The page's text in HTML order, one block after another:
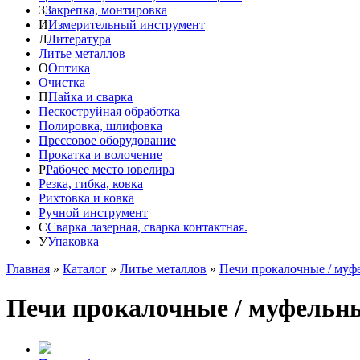
ЗЗакрепка, монтировка
ИИзмерительный инструмент
ЛЛитература
Литье металлов
ООптика
Очистка
ППайка и сварка
Пескоструйная обработка
Полировка, шлифовка
Прессовое оборудование
Прокатка и волочение
РРабочее место ювелира
Резка, гибка, ковка
Рихтовка и ковка
Ручной инструмент
ССварка лазерная, сварка контактная.
УУпаковка
Главная » Каталог » Литье металлов » Печи прокалочные /
Печи прокалочные /